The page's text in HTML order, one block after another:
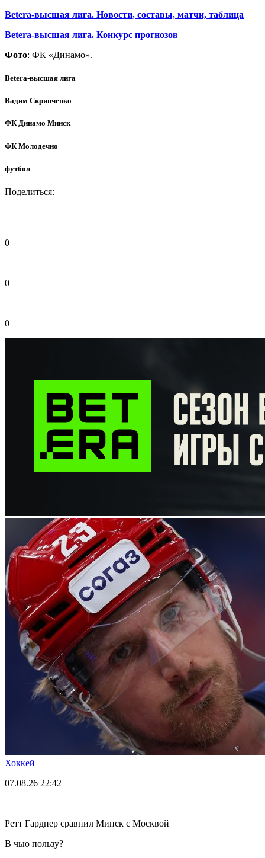
Betera-высшая лига. Новости, составы, матчи, таблица
Betera-высшая лига. Конкурс прогнозов
Фото: ФК «Динамо».
Betera-высшая лига
Вадим Скрипченко
ФК Динамо Минск
ФК Молодечно
футбол
Поделиться:
0
0
0
Хоккей
07.08.26 22:42
Ретт Гарднер сравнил Минск с Москвой
В чью пользу?